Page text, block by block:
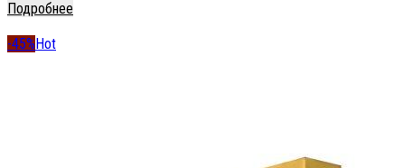
Подробнее
-45%Hot